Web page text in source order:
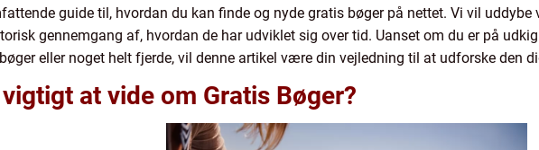
guide til, hvordan du kan finde og nyde gratis bøger på nettet. Vi vil
gennemgang af, hvordan de har udviklet sig over tid. Uanset om du er på
eller noget helt fjerde, vil denne artikel være din vejledning til at udforske den
at vide om Gratis Bøger?